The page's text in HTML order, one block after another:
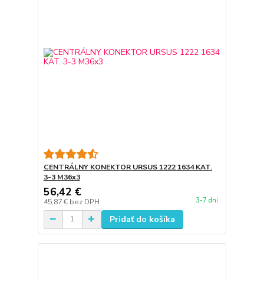
CENTRÁLNY KONEKTOR URSUS 1222 1634 KAT.
3-3 M36x3
56,42 €
45,87 € bez DPH 3-7 dni
Pridať do košíka